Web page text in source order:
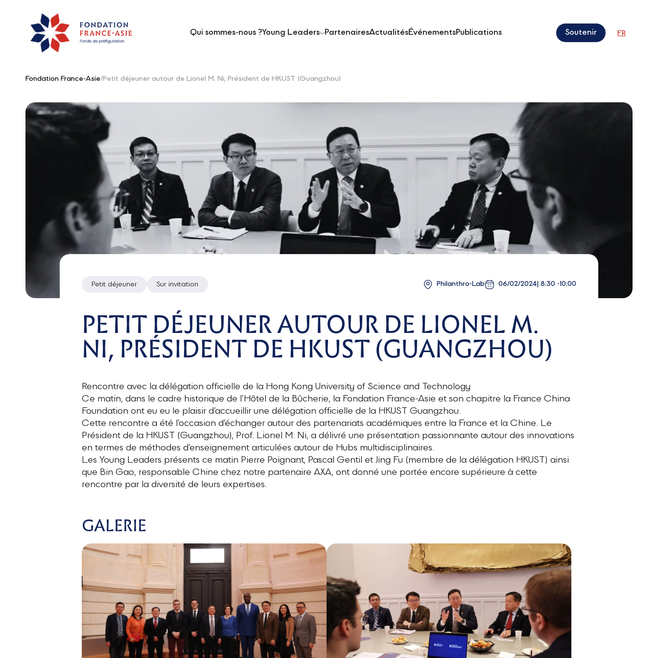
Qui sommes-nous ?Young Leaders PartenairesActualitésÉvénementsPublications Soutenir FR
Fondation France-Asie/Petit déjeuner autour de Lionel M. Ni, Président de HKUST (Guangzhou)
Petit déjeuner Sur invitation Philanthro-Lab 06/02/2024 | 8:30 -10:00
PETIT DÉJEUNER AUTOUR DE LIONEL M.
NI, PRÉSIDENT DE HKUST (GUANGZHOU)
Rencontre avec la délégation officielle de la Hong Kong University of Science and Technology
Ce matin, dans le cadre historique de l’Hôtel de la Bûcherie, la Fondation France-Asie et son chapitre la France China
Foundation ont eu eu le plaisir d’accueillir une délégation officielle de la HKUST Guangzhou.
Cette rencontre a été l’occasion d’échanger autour des partenariats académiques entre la France et la Chine. Le
Président de la HKUST (Guangzhou), Prof. Lionel M. Ni, a délivré une présentation passionnante autour des innovations
en termes de méthodes d’enseignement articulées autour de Hubs multidisciplinaires.
Les Young Leaders présents ce matin Pierre Poignant, Pascal Gentil et Jing Fu (membre de la délégation HKUST) ainsi
que Bin Gao, responsable Chine chez notre partenaire AXA, ont donné une portée encore supérieure à cette
rencontre par la diversité de leurs expertises.
GALERIE